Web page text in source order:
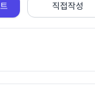
직접작성